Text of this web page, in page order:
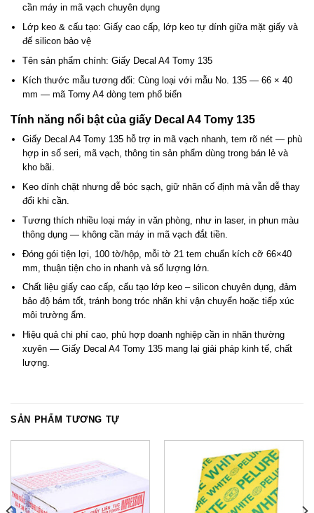
cần máy in mã vạch chuyên dụng
Lớp keo & cấu tạo: Giấy cao cấp, lớp keo tự dính giữa mặt giấy và
đế silicon bảo vệ
Tên sản phẩm chính: Giấy Decal A4 Tomy 135
Kích thước mẫu tương đối: Cùng loại với mẫu No. 135 — 66 × 40
mm — mã Tomy A4 dòng tem phổ biến
Tính năng nổi bật của giấy Decal A4 Tomy 135
Giấy Decal A4 Tomy 135 hỗ trợ in mã vạch nhanh, tem rõ nét — phù
hợp in số seri, mã vạch, thông tin sản phẩm dùng trong bán lẻ và
kho bãi.
Keo dính chặt nhưng dễ bóc sạch, giữ nhãn cố định mà vẫn dễ thay
đổi khi cần.
Tương thích nhiều loại máy in văn phòng, như in laser, in phun màu
thông dụng — không cần máy in mã vạch đắt tiền.
Đóng gói tiện lợi, 100 tờ/hộp, mỗi tờ 21 tem chuẩn kích cỡ 66×40
mm, thuận tiện cho in nhanh và số lượng lớn.
Chất liệu giấy cao cấp, cấu tạo lớp keo – silicon chuyên dụng, đảm
bảo độ bám tốt, tránh bong tróc nhãn khi vận chuyển hoặc tiếp xúc
môi trường ẩm.
Hiệu quả chi phí cao, phù hợp doanh nghiệp cần in nhãn thường
xuyên — Giấy Decal A4 Tomy 135 mang lại giải pháp kinh tế, chất
lượng.
SẢN PHẨM TƯƠNG TỰ